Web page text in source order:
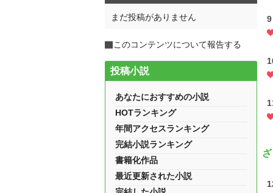
9
まだ投稿がありません
このコンテンツについて報告する
投稿小説
あなたにおすすめの小説
HOTランキング
年間アクセスランキング
完結小説ランキング
書籍化作品
最近更新された小説